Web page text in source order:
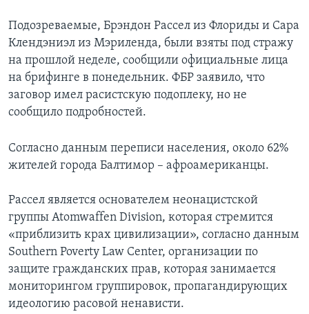
Подозреваемые, Брэндон Рассел из Флориды и Сара
Клендэниэл из Мэриленда, были взяты под стражу
на прошлой неделе, сообщили официальные лица
на брифинге в понедельник. ФБР заявило, что
заговор имел расистскую подоплеку, но не
сообщило подробностей.
Согласно данным переписи населения, около 62%
жителей города Балтимор – афроамериканцы.
Рассел является основателем неонацистской
группы Atomwaffen Division, которая стремится
«приблизить крах цивилизации», согласно данным
Southern Poverty Law Center, организации по
защите гражданских прав, которая занимается
мониторингом группировок, пропагандирующих
идеологию расовой ненависти.